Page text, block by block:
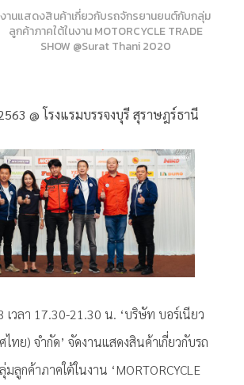
งานแสดงสินค้าเกี่ยวกับรถจักรยานยนต์กับกลุ่ม
ลูกค้าภาคใต้ในงาน MOTORCYCLE TRADE
SHOW @Surat Thani 2020
@ โรงแรมบรรจงบุรี สุราษฎร์ธานี
เวลา 17.30-21.30 น. ‘บริษัท บอร์เนียว
ไทย) จำกัด’ จัดงานแสดงสินค้าเกี่ยวกับรถ
ลูกค้าภาคใต้ในงาน ‘MORTORCYCLE